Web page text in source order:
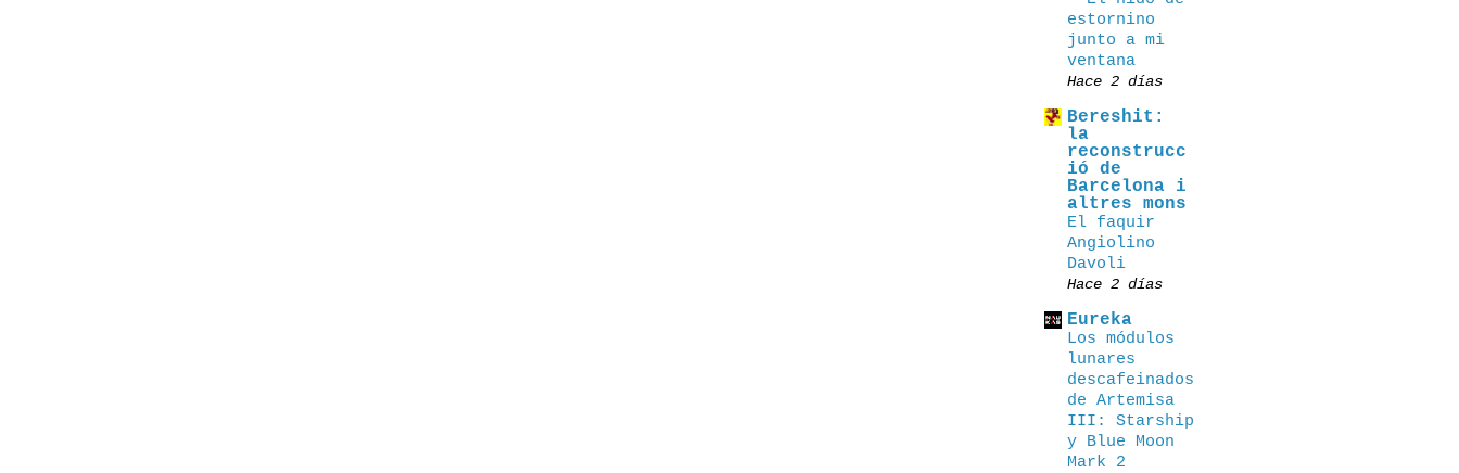
estornino
junto a mi
ventana
Hace 2 días
Bereshit:
la
reconstrucc
ió de
Barcelona i
altres mons
El faquir
Angiolino
Davoli
Hace 2 días
Eureka
Los módulos
lunares
descafeinados
de Artemisa
III: Starship
y Blue Moon
Mark 2